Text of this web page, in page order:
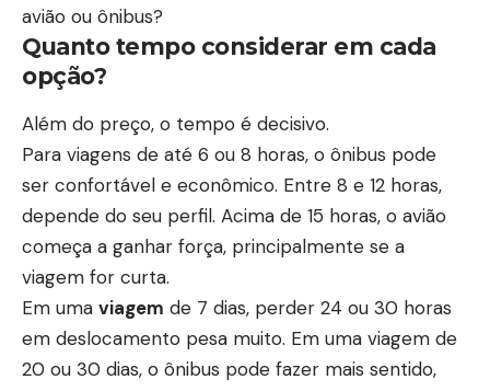
avião ou ônibus?
Quanto tempo considerar em cada
opção?
Além do preço, o tempo é decisivo.
Para viagens de até 6 ou 8 horas, o ônibus pode
ser confortável e econômico. Entre 8 e 12 horas,
depende do seu perfil. Acima de 15 horas, o avião
começa a ganhar força, principalmente se a
viagem for curta.
Em uma viagem de 7 dias, perder 24 ou 30 horas
em deslocamento pesa muito. Em uma viagem de
20 ou 30 dias, o ônibus pode fazer mais sentido,